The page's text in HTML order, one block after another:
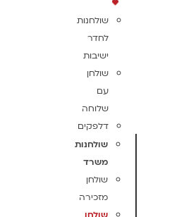
שולחנות
לחדר
ישיבות
שולחן
עם
שלוחה
דלפקים
שולחנות
משרד
שולחן
מזכירה